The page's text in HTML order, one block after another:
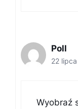
Poll
22
Wyobraź